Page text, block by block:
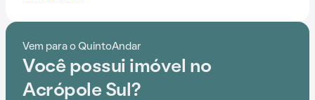
Com mais de 7 anos, o Condomínio Acrópole Sul já é
Com portaria 24 horas, elevador, academia, piscina,
quadra esportiva, salão de festas, churrasqueira,
Vem para o QuintoAndar
Você possui imóvel no
Acrópole Sul?